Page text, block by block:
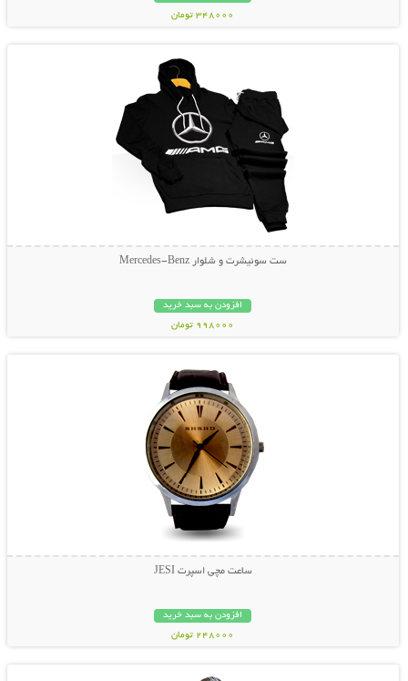
348000 تومان
نمایش توضیحات بیشتر
ست سوئیشرت و شلوار Mercedes-Benz
افزودن به سبد خرید
998000 تومان
نمایش توضیحات بیشتر
ساعت مچی اسپرت JESI
افزودن به سبد خرید
248000 تومان
نمایش توضیحات بیشتر